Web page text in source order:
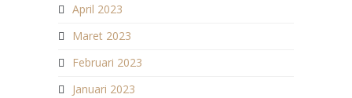
April 2023
Maret 2023
Februari 2023
Januari 2023